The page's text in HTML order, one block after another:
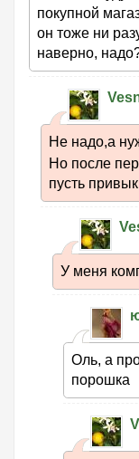
покупной
он тоже ни
наверно,
Не надо,а
Но после
пусть
У меня
Оль, а
порошка